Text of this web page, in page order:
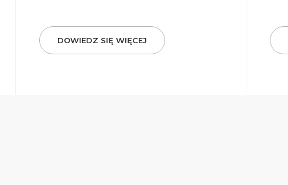
DOWIEDZ SIĘ WIĘCEJ